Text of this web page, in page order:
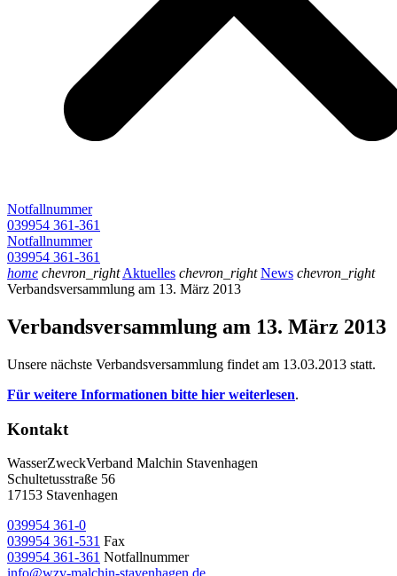
Notfallnummer
039954 361-361
Notfallnummer
039954 361-361
home chevron_right Aktuelles chevron_right News chevron_right
Verbandsversammlung am 13. März 2013
Verbandsversammlung am 13. März 2013
Unsere nächste Verbandsversammlung findet am 13.03.2013 statt.
Für weitere Informationen bitte hier weiterlesen.
Kontakt
WasserZweckVerband­ Malchin Stavenhagen
Schultetusstraße 56
17153 Stavenhagen
039954 361-0
039954 361-531 Fax
039954 361-361 Notfallnummer